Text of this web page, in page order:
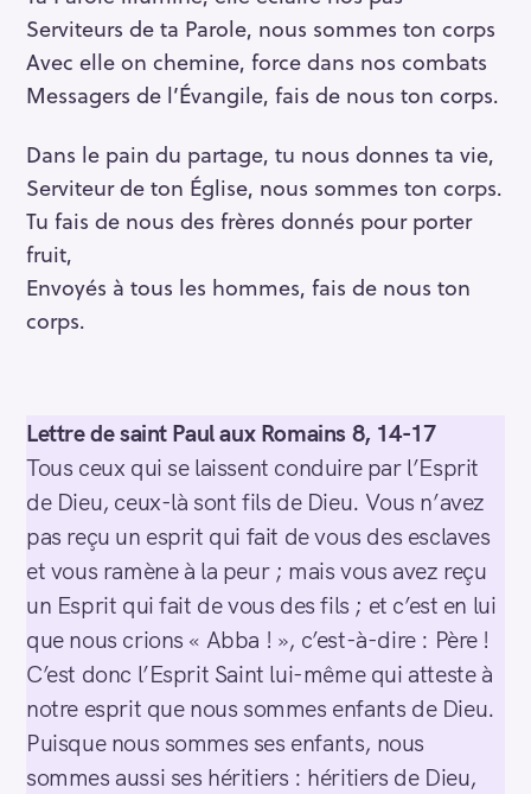
Serviteurs de ta Parole, nous sommes ton corps
Avec elle on chemine, force dans nos combats
Messagers de l’Évangile, fais de nous ton corps.
Dans le pain du partage, tu nous donnes ta vie,
Serviteur de ton Église, nous sommes ton corps.
Tu fais de nous des frères donnés pour porter
fruit,
Envoyés à tous les hommes, fais de nous ton
corps.
Lettre de saint Paul aux Romains 8, 14-17
Tous ceux qui se laissent conduire par l’Esprit
de Dieu, ceux-là sont fils de Dieu. Vous n’avez
pas reçu un esprit qui fait de vous des esclaves
et vous ramène à la peur ; mais vous avez reçu
un Esprit qui fait de vous des fils ; et c’est en lui
que nous crions « Abba ! », c’est-à-dire : Père !
C’est donc l’Esprit Saint lui-même qui atteste à
notre esprit que nous sommes enfants de Dieu.
Puisque nous sommes ses enfants, nous
sommes aussi ses héritiers : héritiers de Dieu,